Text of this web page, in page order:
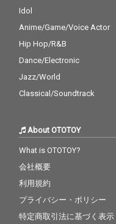
Idol
Anime/Game/Voice Actor
Hip Hop/R&B
Dance/Electronic
Jazz/World
Classical/Soundtrack
About OTOTOY
What is OTOTOY?
会社概要
利用規約
プライバシー・ポリシー
特定商取引法に基づく表示